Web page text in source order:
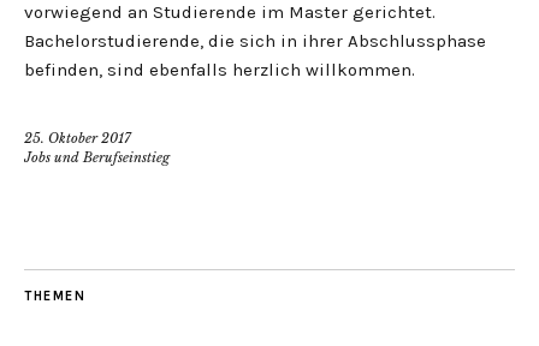
vorwiegend an Studierende im Master gerichtet.
Bachelorstudierende, die sich in ihrer Abschlussphase
befinden, sind ebenfalls herzlich willkommen.
25. Oktober 2017
Jobs und Berufseinstieg
THEMEN